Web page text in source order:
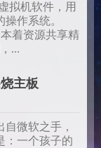
拟机软件，用
作系统。
着资源共享精
...
主板
微软之手，
：一个孩子的